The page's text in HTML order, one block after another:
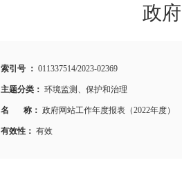
政
索引号 ： 011337514/2023-02369
主题分类： 环境监测、保护和治理
名 称： 政府网站工作年度报表（2022年度）
有效性： 有效